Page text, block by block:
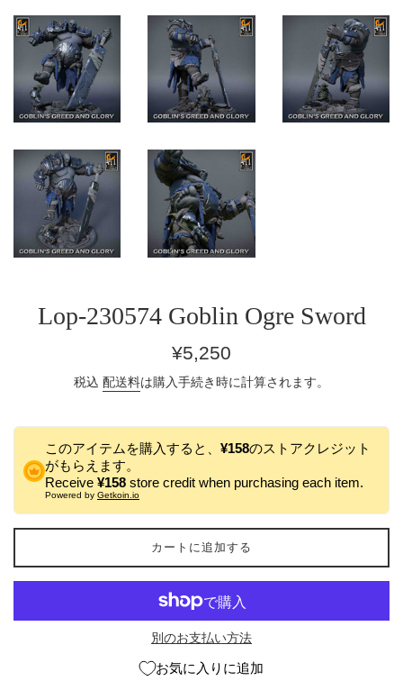
Lop-230574 Goblin Ogre Sword
通
価
¥5,250
税込 配送料は購入手続き時に計算されます。
このアイテムを購入すると、 ¥158のストアクレジット
がもらえます。
Receive ¥158 store credit when purchasing each item.
Powered by Getkoin.io
カートに追加する
別のお支払い方法
お気に入りに追加